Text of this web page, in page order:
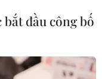
đầu công bố